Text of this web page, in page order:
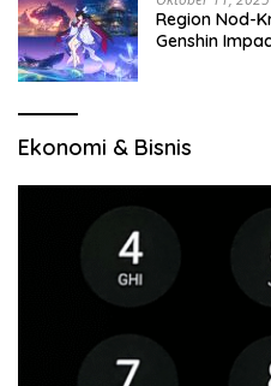
Region Nod-
Genshin
Ekonomi & Bisnis